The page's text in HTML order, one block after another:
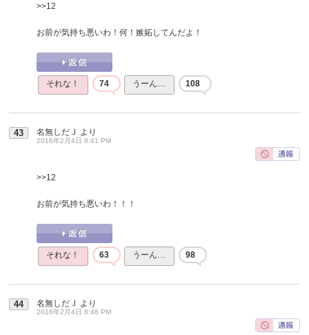
>>12
お前が気持ち悪いわ！何！嫉妬してんだよ！
それな！ 74 うーん… 108
43 名無しだＪ より
2016年2月4日 8:41 PM
>>12
お前が気持ち悪いわ！！！
それな！ 63 うーん… 98
44 名無しだＪ より
2016年2月4日 8:46 PM